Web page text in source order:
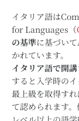
イタリア語は
for Languages（
の基準に基づい
かれています。
イタリア語で開
すると入学時の
最上級を取得す
て認められます